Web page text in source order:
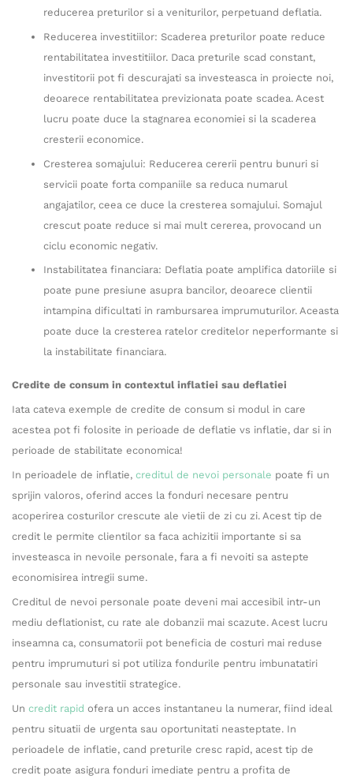
reducerea preturilor si a veniturilor, perpetuand deflatia.
Reducerea investitiilor: Scaderea preturilor poate reduce
rentabilitatea investitiilor. Daca preturile scad constant,
investitorii pot fi descurajati sa investeasca in proiecte noi,
deoarece rentabilitatea previzionata poate scadea. Acest
lucru poate duce la stagnarea economiei si la scaderea
cresterii economice.
Cresterea somajului: Reducerea cererii pentru bunuri si
servicii poate forta companiile sa reduca numarul
angajatilor, ceea ce duce la cresterea somajului. Somajul
crescut poate reduce si mai mult cererea, provocand un
ciclu economic negativ.
Instabilitatea financiara: Deflatia poate amplifica datoriile si
poate pune presiune asupra bancilor, deoarece clientii
intampina dificultati in rambursarea imprumuturilor. Aceasta
poate duce la cresterea ratelor creditelor neperformante si
la instabilitate financiara.
Credite de consum in contextul inflatiei sau deflatiei
Iata cateva exemple de credite de consum si modul in care
acestea pot fi folosite in perioade de deflatie vs inflatie, dar si in
perioade de stabilitate economica!
In perioadele de inflatie, creditul de nevoi personale poate fi un
sprijin valoros, oferind acces la fonduri necesare pentru
acoperirea costurilor crescute ale vietii de zi cu zi. Acest tip de
credit le permite clientilor sa faca achizitii importante si sa
investeasca in nevoile personale, fara a fi nevoiti sa astepte
economisirea intregii sume.
Creditul de nevoi personale poate deveni mai accesibil intr-un
mediu deflationist, cu rate ale dobanzii mai scazute. Acest lucru
inseamna ca, consumatorii pot beneficia de costuri mai reduse
pentru imprumuturi si pot utiliza fondurile pentru imbunatatiri
personale sau investitii strategice.
Un credit rapid ofera un acces instantaneu la numerar, fiind ideal
pentru situatii de urgenta sau oportunitati neasteptate. In
perioadele de inflatie, cand preturile cresc rapid, acest tip de
credit poate asigura fonduri imediate pentru a profita de